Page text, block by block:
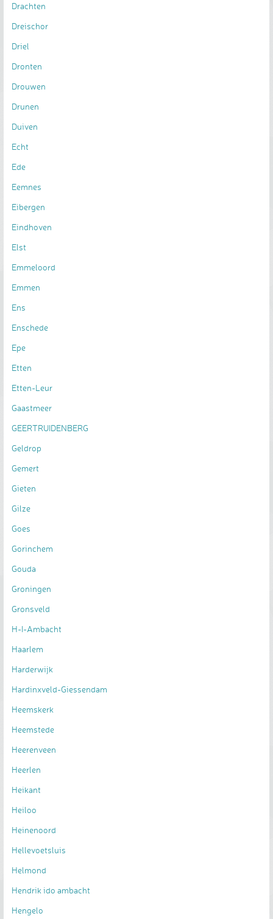
Drachten
Dreischor
Driel
Dronten
Drouwen
Drunen
Duiven
Echt
Ede
Eemnes
Eibergen
Eindhoven
Elst
Emmeloord
Emmen
Ens
Enschede
Epe
Etten
Etten-Leur
Gaastmeer
GEERTRUIDENBERG
Geldrop
Gemert
Gieten
Gilze
Goes
Gorinchem
Gouda
Groningen
Gronsveld
H-I-Ambacht
Haarlem
Harderwijk
Hardinxveld-Giessendam
Heemskerk
Heemstede
Heerenveen
Heerlen
Heikant
Heiloo
Heinenoord
Hellevoetsluis
Helmond
Hendrik ido ambacht
Hengelo